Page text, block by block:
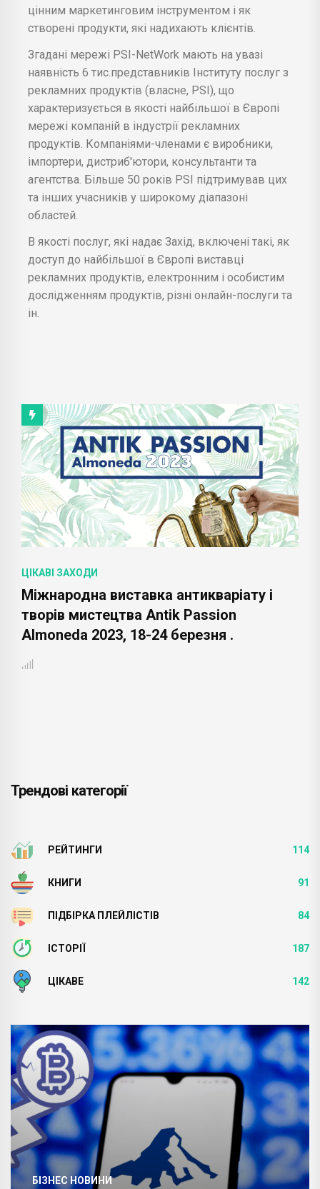
цінним маркетинговим інструментом і як
створені продукти, які надихають клієнтів.
Згадані мережі PSI-NetWork мають на увазі
наявність 6 тис.представників Інституту послуг з
рекламних продуктів (власне, PSI), що
характеризується в якості найбільшої в Європі
мережі компаній в індустрії рекламних
продуктів. Компаніями-членами є виробники,
імпортери, дистриб'ютори, консультанти та
агентства. Більше 50 років PSI підтримував цих
та інших учасників у широкому діапазоні
областей.
В якості послуг, які надає Захід, включені такі, як
доступ до найбільшої в Європі виставці
рекламних продуктів, електронним і особистим
дослідженням продуктів, різні онлайн-послуги та
ін.
ЦІКАВІ ЗАХОДИ
Міжнародна виставка антикваріату і
творів мистецтва Antik Passion
Almoneda 2023, 18-24 березня .
Трендові категорії
РЕЙТИНГИ 114
КНИГИ 91
ПІДБІРКА ПЛЕЙЛІСТІВ 84
ІСТОРІЇ 187
ЦІКАВЕ 142
БІЗНЕС НОВИНИ